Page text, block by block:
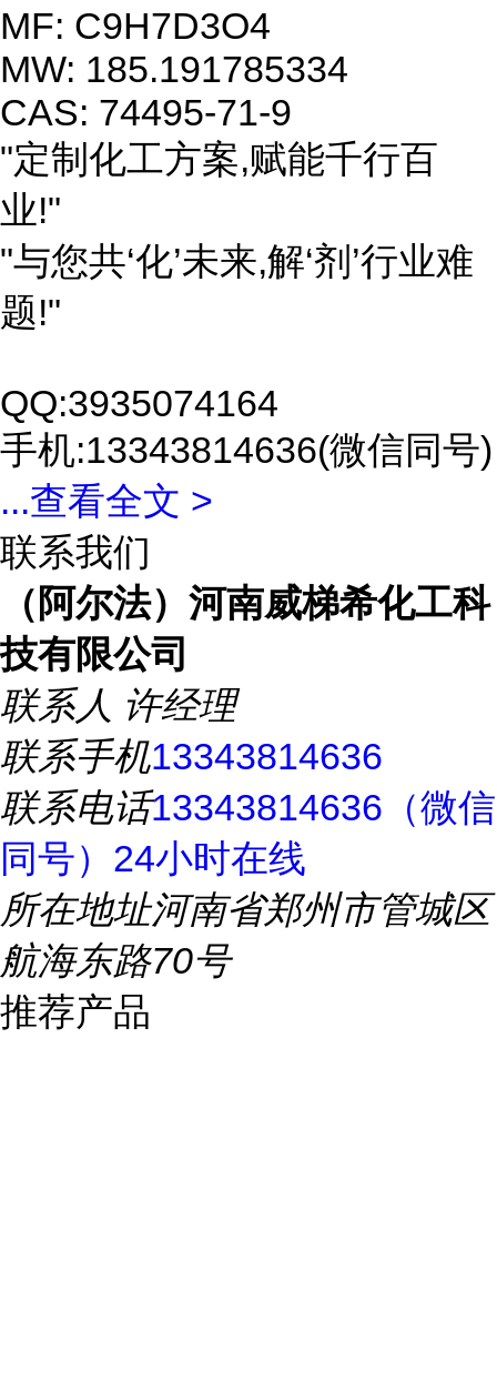
MF: C9H7D3O4
MW: 185.191785334
CAS: 74495-71-9
"定制化工方案,赋能千行百
业!"
"与您共‘化’未来,解‘剂’行业难
题!"
QQ:3935074164
手机:13343814636(微信同号)
...查看全文 >
联系我们
（阿尔法）河南威梯希化工科
技有限公司
联系人 许经理
联系手机13343814636
联系电话13343814636（微信
同号）24小时在线
所在地址河南省郑州市管城区
航海东路70号
推荐产品